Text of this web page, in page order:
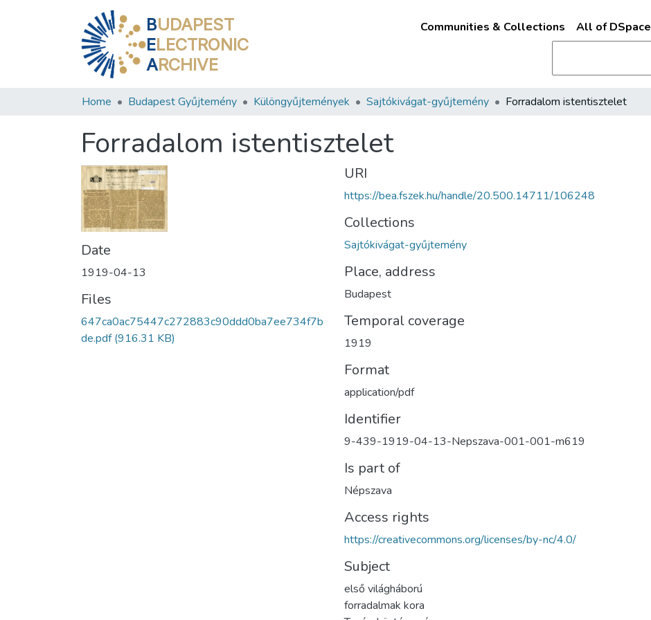
BUDAPEST
ELECTRONIC
ARCHIVE
Communities & Collections All of DSpace
Home Budapest Gyűjtemény Különgyűjtemények Sajtókivágat-gyűjtemény Forradalom istentisztelet
Forradalom istentisztelet
Date
1919-04-13
Files
647ca0ac75447c272883c90ddd0ba7ee734f7b
de.pdf(916.31 KB)
URI
https://bea.fszek.hu/handle/20.500.14711/106248
Collections
Sajtókivágat-gyűjtemény
Place, address
Budapest
Temporal coverage
1919
Format
application/pdf
Identifier
9-439-1919-04-13-Nepszava-001-001-m619
Is part of
Népszava
Access rights
https://creativecommons.org/licenses/by-nc/4.0/
Subject
első világháború
forradalmak kora